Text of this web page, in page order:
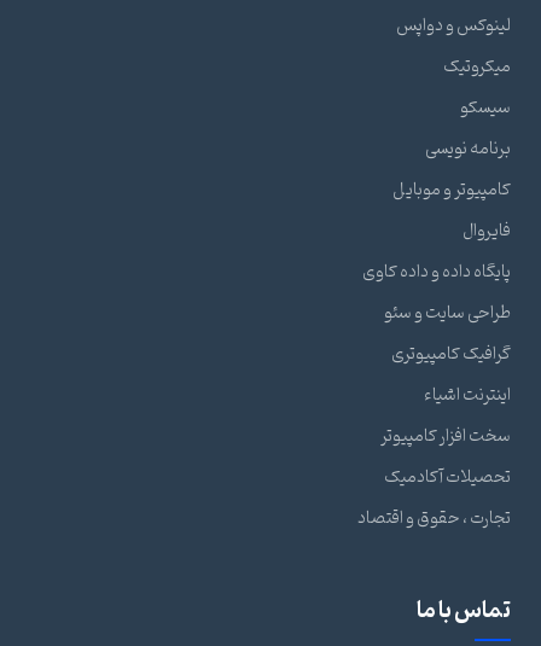
لینوکس و دواپس
میکروتیک
سیسکو
برنامه نویسی
کامپیوتر و موبایل
فایروال
پایگاه داده و داده کاوی
طراحی سایت و سئو
گرافیک کامپیوتری
اینترنت اشیاء
سخت افزار کامپیوتر
تحصیلات آکادمیک
تجارت ، حقوق و اقتصاد
تماس با ما